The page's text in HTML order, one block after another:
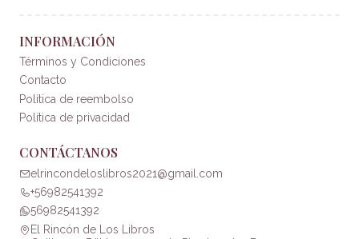
INFORMACIÓN
Términos y Condiciones
Contacto
Política de reembolso
Política de privacidad
CONTÁCTANOS
elrincondeloslibros2021@gmail.com
+56982541392
56982541392
El Rincón de Los Libros